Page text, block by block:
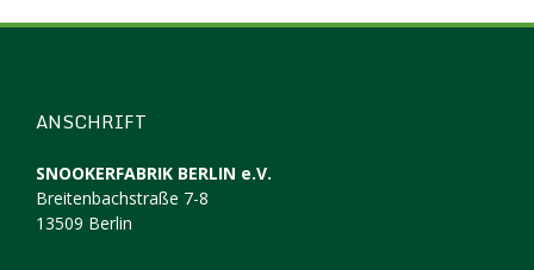
ANSCHRIFT
SNOOKERFABRIK BERLIN e.V.
Breitenbachstraße 7-8
13509 Berlin